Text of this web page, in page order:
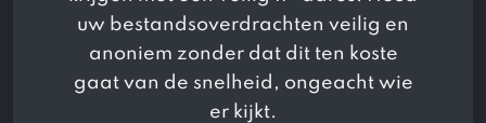
uw bestandsoverdrachten veilig en
anoniem zonder dat dit ten koste
gaat van de snelheid, ongeacht wie
er kijkt.